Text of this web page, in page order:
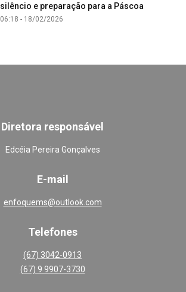
silêncio e preparação para a Páscoa
06:18 - 18/02/2026
Diretora responsável
Edcéia Pereira Gonçalves
E-mail
enfoquems@outlook.com
Telefones
(67) 3042-0913
(67) 9 9907-3730